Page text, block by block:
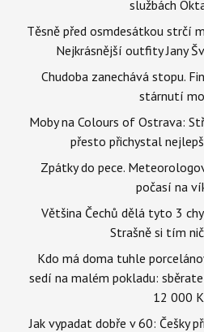
službách
Těsně před osmdesátkou strčí
Nejkrásnější outfity Jany
Chudoba zanechává stopu.
stárnutí
Moby na Colours of Ostrava:
přesto přichystal
Zpátky do pece.
počasí na
Většina Čechů dělá tyto 3
Strašně si tím
Kdo má doma tuhle
sedí na malém pokladu:
12 000
Jak vypadat dobře v 60: Češky